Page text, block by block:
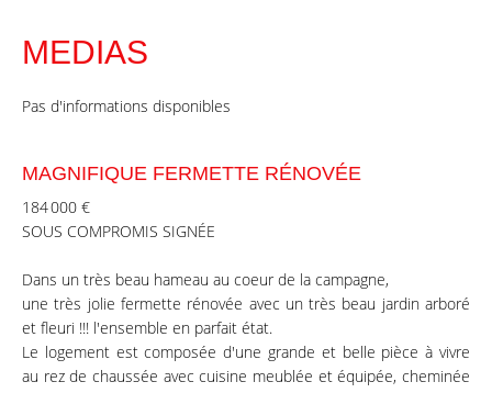
MEDIAS
Pas d'informations disponibles
MAGNIFIQUE FERMETTE RÉNOVÉE
184 000 €
SOUS COMPROMIS SIGNÉE
Dans un très beau hameau au coeur de la campagne,
une très jolie fermette rénovée avec un très beau jardin arboré
et fleuri !!! l'ensemble en parfait état.
Le logement est composée d'une grande et belle pièce à vivre
au rez de chaussée avec cuisine meublée et équipée, cheminée